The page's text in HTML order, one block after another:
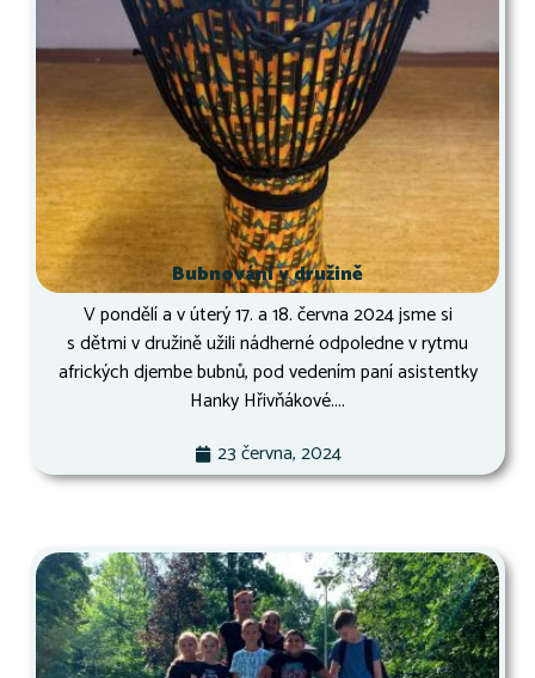
Bubnování v družině
V pondělí a v úterý 17. a 18. června 2024 jsme si
s dětmi v družině užili nádherné odpoledne v rytmu
afrických djembe bubnů, pod vedením paní asistentky
Hanky Hřivňákové....
23 června, 2024